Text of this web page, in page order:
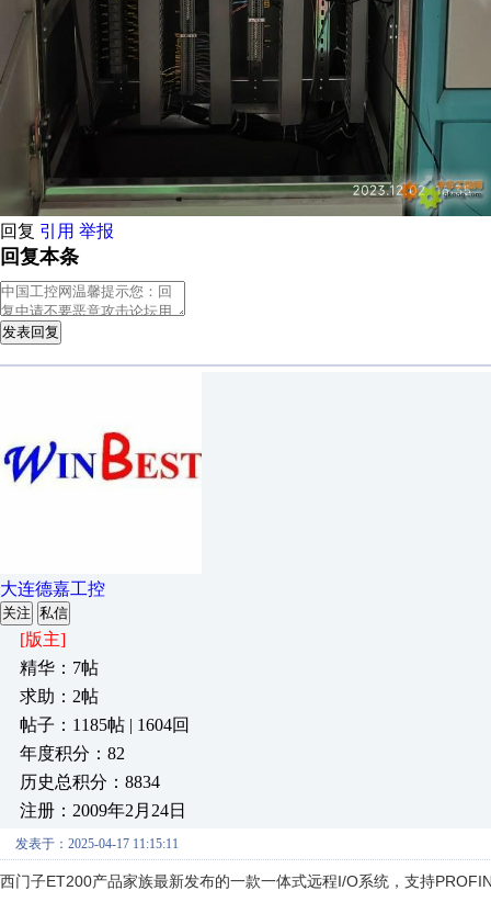
回复 引用 举报
回复本条
发表回复
大连德嘉工控
关注 私信
[版主]
精华：7帖
求助：2帖
帖子：1185帖 | 1604回
年度积分：82
历史总积分：8834
注册：2009年2月24日
发表于：2025-04-17 11:15:11
西门子ET200产品家族最新发布的一款一体式远程I/O系统，支持